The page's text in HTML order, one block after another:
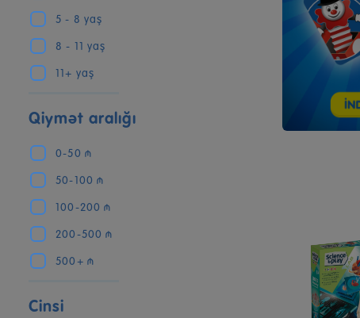
5 - 8 yaş
8 - 11 yaş
11+ yaş
Qiymət aralığı
0-50 ₼
50-100 ₼
100-200 ₼
200-500 ₼
500+ ₼
Cinsi